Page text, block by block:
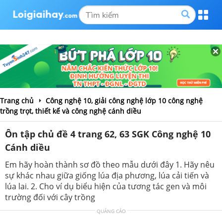
Trang chủ
Công nghệ 10, giải công nghệ lớp 10 công nghệ
trồng trọt, thiết kế và công nghệ cánh diều
Ôn tập chủ đề 4 trang 62, 63 SGK Công nghệ 10
Cánh diều
Em hãy hoàn thành sơ đồ theo mẫu dưới đây 1. Hãy nêu
sự khác nhau giữa giống lúa địa phương, lúa cải tiến và
lúa lai. 2. Cho ví dụ biểu hiện của tương tác gen và môi
trường đối với cây trồng
QUẢNG CÁO